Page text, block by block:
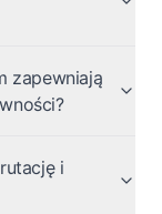
zapewniają
i